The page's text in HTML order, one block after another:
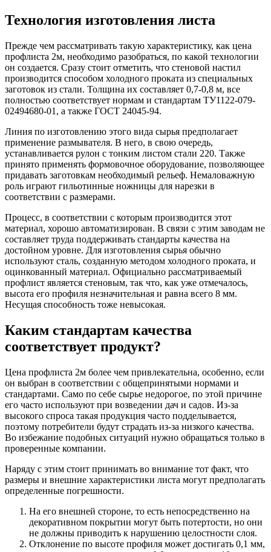
Шина
Шестигранник
латунный
Квадрат
латунный
Круг
латунный
(пруток)
латунная
Лист
латунный
Труба
латунная
Шина
медный
(пруток)
Лента
медная
Лист
медный
Труба
медная
Круг
(пруток)
Олово,
cвинец,
нихром
стальные
и
Задвижки
чугунные
Ванны и
товары
Фитинги
Фитинги
резьбовые
стальные
Фитинги
резьбовые
чугунные
Хомуты
стальные
Технология изготовления листа
Прежде чем рассматривать такую характеристику, как цена
профлиста 2м, необходимо разобраться, по какой технологии
он создается. Сразу стоит отметить, что стеновой настил
производится способом холодного проката из специальных
заготовок из стали. Толщина их составляет 0,7-0,8 м, все
полностью соответствует нормам и стандартам ТУ1122-079-
02494680-01, а также ГОСТ 24045-94.
Линия по изготовлению этого вида сырья предполагает
применение размывателя. В него, в свою очередь,
устанавливается рулон с тонким листом стали 220. Также
принято применять формовочное оборудование, позволяющее
придавать заготовкам необходимый рельеф. Немаловажную
роль играют гильотинные ножницы для нарезки в
соответствии с размерами.
Процесс, в соответствии с которым производится этот
материал, хорошо автоматизирован. В связи с этим заводам не
составляет труда поддерживать стандарты качества на
достойном уровне. Для изготовления сырья обычно
используют сталь, созданную методом холодного проката, и
оцинкованный материал. Официально рассматриваемый
профлист является стеновым, так что, как уже отмечалось,
высота его профиля незначительная и равна всего 8 мм.
Несущая способность тоже невысокая.
Каким стандартам качества
соответствует продукт?
Цена профлиста 2м более чем привлекательна, особенно, если
он выбран в соответствии с общепринятыми нормами и
стандартами. Само по себе сырье недорогое, по этой причине
его часто используют при возведении дач и садов. Из-за
высокого спроса такая продукция часто подделывается,
поэтому потребители будут страдать из-за низкого качества.
Во избежание подобных ситуаций нужно обращаться только в
проверенные компании.
Наряду с этим стоит принимать во внимание тот факт, что
размеры и внешние характеристики листа могут предполагать
определенные погрешности.
На его внешней стороне, то есть непосредственно на
декоративном покрытии могут быть потертости, но они
не должны приводить к нарушению целостности слоя.
Отклонение по высоте профиля может достигать 0,1 мм,